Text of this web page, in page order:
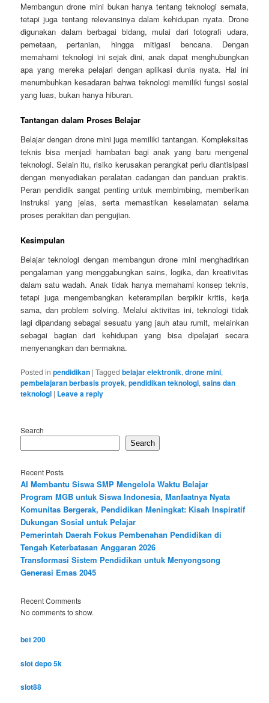
Membangun drone mini bukan hanya tentang teknologi semata,
tetapi juga tentang relevansinya dalam kehidupan nyata. Drone
digunakan dalam berbagai bidang, mulai dari fotografi udara,
pemetaan, pertanian, hingga mitigasi bencana. Dengan
memahami teknologi ini sejak dini, anak dapat menghubungkan
apa yang mereka pelajari dengan aplikasi dunia nyata. Hal ini
menumbuhkan kesadaran bahwa teknologi memiliki fungsi sosial
yang luas, bukan hanya hiburan.
Tantangan dalam Proses Belajar
Belajar dengan drone mini juga memiliki tantangan. Kompleksitas
teknis bisa menjadi hambatan bagi anak yang baru mengenal
teknologi. Selain itu, risiko kerusakan perangkat perlu diantisipasi
dengan menyediakan peralatan cadangan dan panduan praktis.
Peran pendidik sangat penting untuk membimbing, memberikan
instruksi yang jelas, serta memastikan keselamatan selama
proses perakitan dan pengujian.
Kesimpulan
Belajar teknologi dengan membangun drone mini menghadirkan
pengalaman yang menggabungkan sains, logika, dan kreativitas
dalam satu wadah. Anak tidak hanya memahami konsep teknis,
tetapi juga mengembangkan keterampilan berpikir kritis, kerja
sama, dan problem solving. Melalui aktivitas ini, teknologi tidak
lagi dipandang sebagai sesuatu yang jauh atau rumit, melainkan
sebagai bagian dari kehidupan yang bisa dipelajari secara
menyenangkan dan bermakna.
Posted in pendidikan |Tagged belajar elektronik,drone mini,
pembelajaran berbasis proyek,pendidikan teknologi,sains dan
teknologi | Leave a reply
Search
Search
Recent Posts
AI Membantu Siswa SMP Mengelola Waktu Belajar
Program MGB untuk Siswa Indonesia, Manfaatnya Nyata
Komunitas Bergerak, Pendidikan Meningkat: Kisah Inspiratif
Dukungan Sosial untuk Pelajar
Pemerintah Daerah Fokus Pembenahan Pendidikan di
Tengah Keterbatasan Anggaran 2026
Transformasi Sistem Pendidikan untuk Menyongsong
Generasi Emas 2045
Recent Comments
No comments to show.
bet 200
slot depo 5k
slot88